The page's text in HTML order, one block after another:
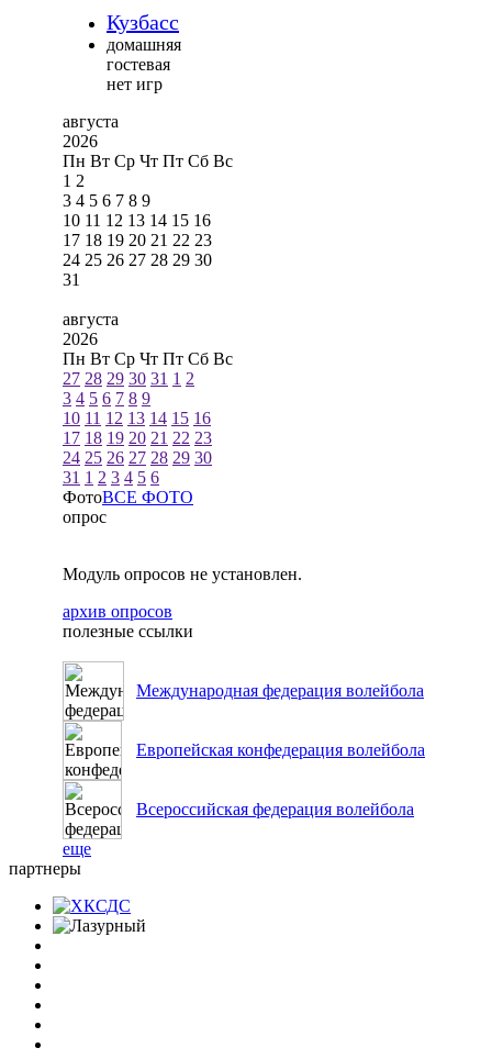
Кузбасс
домашняя
гостевая
нет игр
августа
2026
Пн Вт Ср Чт Пт Сб Вс
1 2
3 4 5 6 7 8 9
10 11 12 13 14 15 16
17 18 19 20 21 22 23
24 25 26 27 28 29 30
31
августа
2026
Пн Вт Ср Чт Пт Сб Вс
27 28 29 30 31 1 2
3 4 5 6 7 8 9
10 11 12 13 14 15 16
17 18 19 20 21 22 23
24 25 26 27 28 29 30
31 1 2 3 4 5 6
ФотоВСЕ ФОТО
опрос
Модуль опросов не установлен.
архив опросов
полезные ссылки
Международная федерация волейбола
Европейская конфедерация волейбола
Всероссийская федерация волейбола
еще
партнеры